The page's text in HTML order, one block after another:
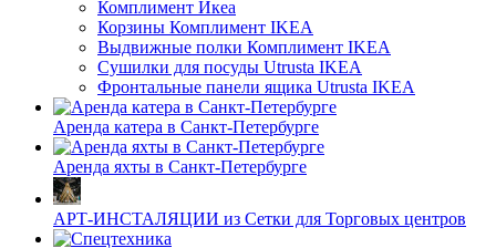
Комплимент Икеа
Корзины Комплимент IKEA
Выдвижные полки Комплимент IKEA
Сушилки для посуды Utrusta IKEA
Фронтальные панели ящика Utrusta IKEA
Аренда катера в Санкт-Петербурге
Аренда яхты в Санкт-Петербурге
АРТ-ИНСТАЛЯЦИИ из Сетки для Торговых центров